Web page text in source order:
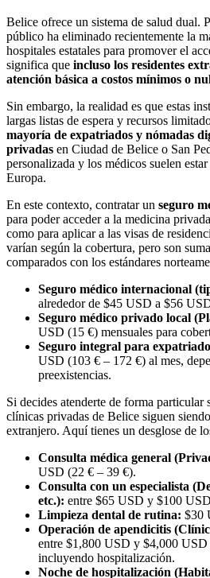
Belice ofrece un sistema de salud dual.
público ha eliminado recientemente la
hospitales estatales para promover el
significa que incluso los residentes
atención básica a costos mínimos o
Sin embargo, la realidad es que estas
largas listas de espera y recursos
mayoría de expatriados y nómadas
privadas en Ciudad de Belice o San
personalizada y los médicos suelen
Europa.
En este contexto, contratar un seguro
para poder acceder a la medicina
como para aplicar a las visas de
varían según la cobertura, pero son
comparados con los estándares
Seguro médico internacional
alrededor de $45 USD a $56
Seguro médico privado local
USD (15 €) mensuales para
Seguro integral para
USD (103 € – 172 €) al mes,
preexistencias.
Si decides atenderte de forma particular
clínicas privadas de Belice siguen
extranjero. Aquí tienes un desglose de
Consulta médica general
USD (22 € – 39 €).
Consulta con un especialista
etc.): entre $65 USD y $100
Limpieza dental de rutina: $30
Operación de apendicitis
entre $1,800 USD y $4,000
incluyendo hospitalización.
Noche de hospitalización